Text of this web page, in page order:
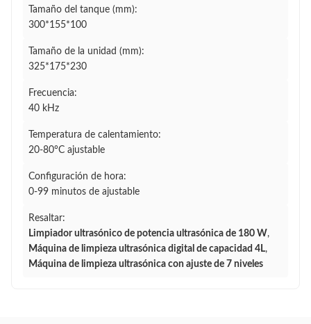
Tamaño del tanque (mm):
300*155*100
Tamaño de la unidad (mm):
325*175*230
Frecuencia:
40 kHz
Temperatura de calentamiento:
20-80°C ajustable
Configuración de hora:
0-99 minutos de ajustable
Resaltar:
Limpiador ultrasónico de potencia ultrasónica de 180 W,
Máquina de limpieza ultrasónica digital de capacidad 4L,
Máquina de limpieza ultrasónica con ajuste de 7 niveles